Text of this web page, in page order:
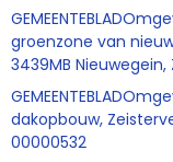
groenzone van
3439MB
dakopbouw,
00000532